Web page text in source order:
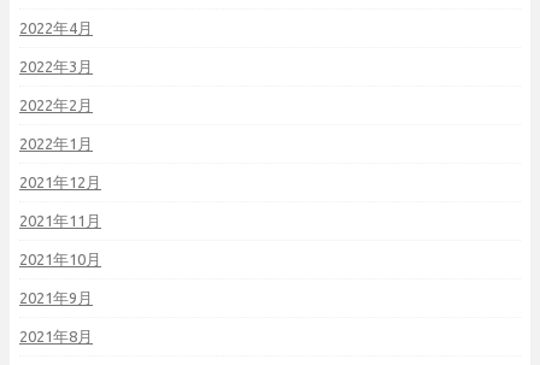
2022年4月
2022年3月
2022年2月
2022年1月
2021年12月
2021年11月
2021年10月
2021年9月
2021年8月